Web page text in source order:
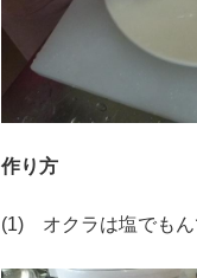
作り方
(1) オクラは塩でもん